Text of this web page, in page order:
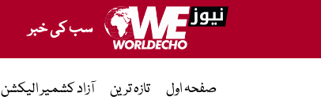
سب کی خبر
صفحہ اول تازہ ترین آزاد کشمیر الیکشن 2026